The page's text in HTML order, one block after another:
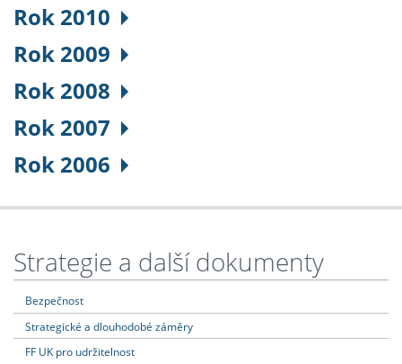
Rok 2010
Rok 2009
Rok 2008
Rok 2007
Rok 2006
Strategie a další dokumenty
Bezpečnost
Strategické a dlouhodobé záměry
FF UK pro udržitelnost